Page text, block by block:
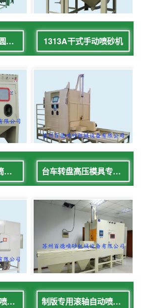
1518-8A配振动筛圆盘回转式自动喷砂机 1313A干式手动喷砂机
9090D-2A变频滚筒式自动喷砂机 台车转盘高压模具专用喷砂机
光伏能源滚轴自动喷砂机 制版专用滚轴自动喷砂机